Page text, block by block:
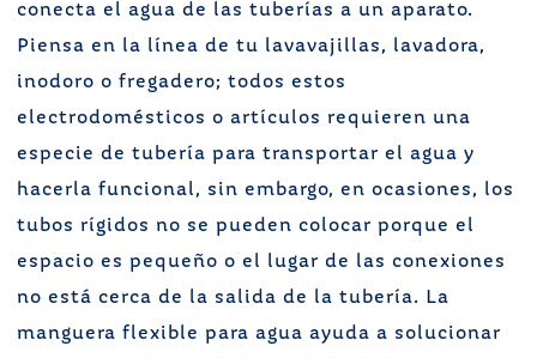
conecta el agua de las tuberías a un aparato.
Piensa en la línea de tu lavavajillas, lavadora,
inodoro o fregadero; todos estos
electrodomésticos o artículos requieren una
especie de tubería para transportar el agua y
hacerla funcional, sin embargo, en ocasiones, los
tubos rígidos no se pueden colocar porque el
espacio es pequeño o el lugar de las conexiones
no está cerca de la salida de la tubería. La
manguera flexible para agua ayuda a solucionar